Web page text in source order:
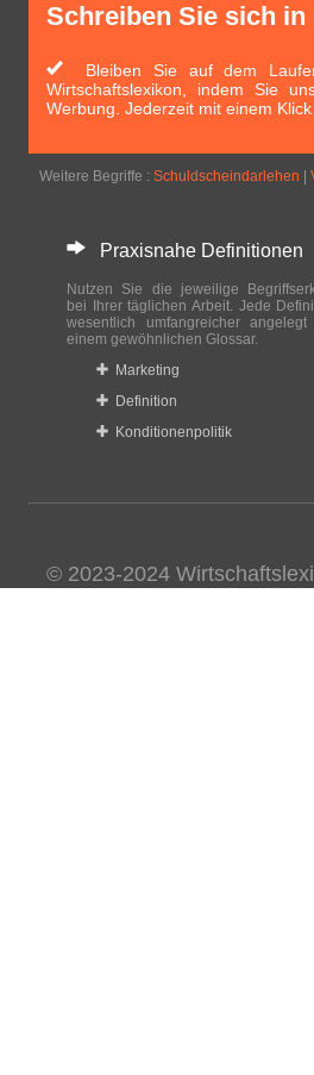
Schreiben Sie sich
Bleiben Sie auf dem
Wirtschaftslexikon, indem Sie
Werbung. Jederzeit mit einem Klick
Weitere Begriffe : Schuldscheindarlehen
Praxisnahe Definitionen
Nutzen Sie die jeweilige
bei Ihrer täglichen Arbeit. Jede
wesentlich umfangreicher
einem gewöhnlichen Glossar.
Marketing
Definition
Konditionenpolitik
© 2023-2024